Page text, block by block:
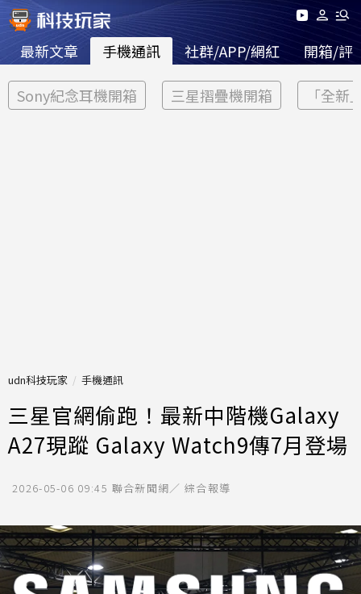
最新文章 手機通訊 社群/APP/網紅 開箱/評
Sony紀念耳機開箱 三星摺疊機開箱 「全新
udn科技玩家 手機通訊
三星官網偷跑！最新中階機Galaxy
A27現蹤 Galaxy Watch9傳7月登場
2026-05-06 09:45 聯合新聞網／ 綜合報導